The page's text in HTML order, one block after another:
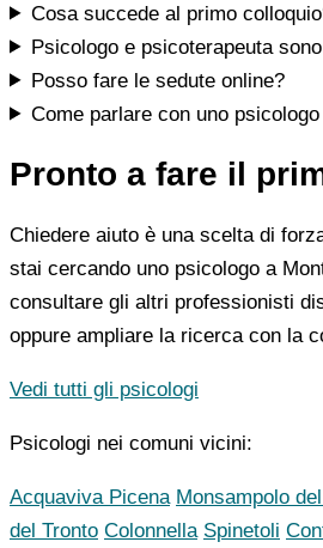
Cosa succede al primo
Psicologo e psicoterapeuta
Posso fare le sedute online?
Come parlare con uno
Pronto a fare il
Chiedere aiuto è una scelta di
stai cercando uno psicologo a
consultare gli altri professionisti
oppure ampliare la ricerca con la
Vedi tutti gli psicologi
Psicologi nei comuni vicini:
Acquaviva Picena Monsampolo
del Tronto Colonnella Spinetoli